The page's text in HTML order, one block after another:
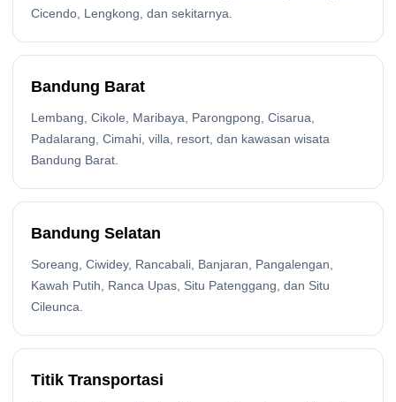
Cicendo, Lengkong, dan sekitarnya.
Bandung Barat
Lembang, Cikole, Maribaya, Parongpong, Cisarua,
Padalarang, Cimahi, villa, resort, dan kawasan wisata
Bandung Barat.
Bandung Selatan
Soreang, Ciwidey, Rancabali, Banjaran, Pangalengan,
Kawah Putih, Ranca Upas, Situ Patenggang, dan Situ
Cileunca.
Titik Transportasi